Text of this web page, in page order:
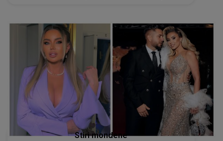
Stiri mondene